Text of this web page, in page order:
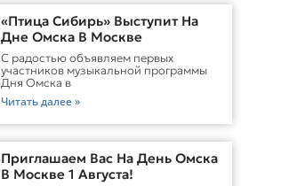
«Птица Сибирь» Выступит На
Дне Омска В Москве
С радостью объявляем первых
участников музыкальной программы
Дня Омска в
Читать далее »
Приглашаем Вас На День Омска
В Москве 1 Августа!